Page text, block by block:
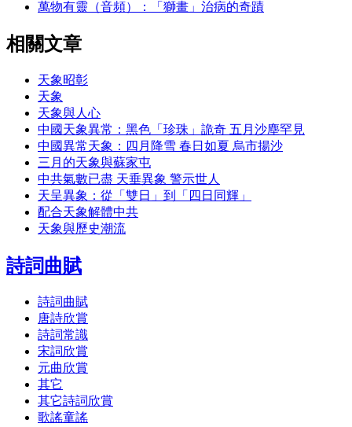
萬物有靈（音頻）：「獅畫」治病的奇蹟
相關文章
天象昭彰
天象
天象與人心
中國天象異常：黑色「珍珠」詭奇 五月沙塵罕見
中國異常天象：四月降雪 春日如夏 烏市揚沙
三月的天象與蘇家屯
中共氣數已盡 天垂異象 警示世人
天呈異象：從「雙日」到「四日同輝」
配合天象解體中共
天象與歷史潮流
詩詞曲賦
詩詞曲賦
唐詩欣賞
詩詞常識
宋詞欣賞
元曲欣賞
其它
其它詩詞欣賞
歌謠童謠